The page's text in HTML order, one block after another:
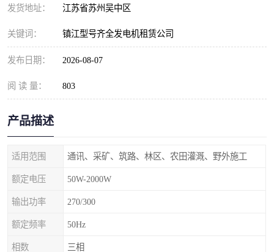
发货地址： 江苏省苏州吴中区
关键词： 镇江型号齐全发电机租赁公司
发布日期： 2026-08-07
阅 读 量： 803
产品描述
适用范围 通讯、采矿、筑路、林区、农田灌溉、野外施工
额定电压 50W-2000W
输出功率 270/300
额定频率 50Hz
相数 三相